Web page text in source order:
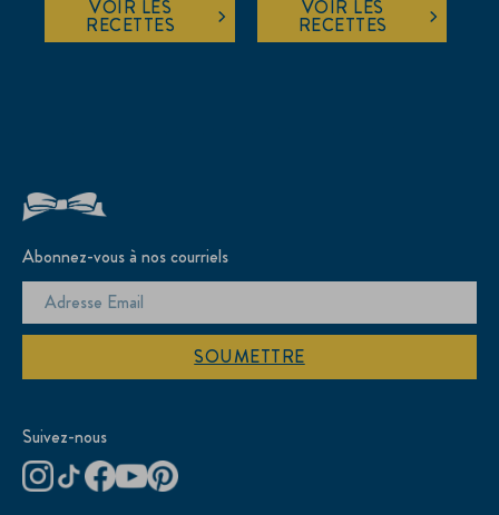
VOIR LES
RECETTES
VOIR LES
RECETTES
Abonnez-vous à nos courriels
SOUMETTRE
Suivez-nous